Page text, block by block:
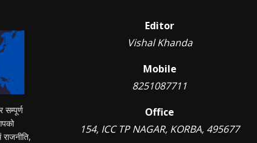
सम्पूर्ण
Editor
Vishal Khanda
Mobile
8251087711
Office
154, ICC TP NAGAR, KORBA, 495677